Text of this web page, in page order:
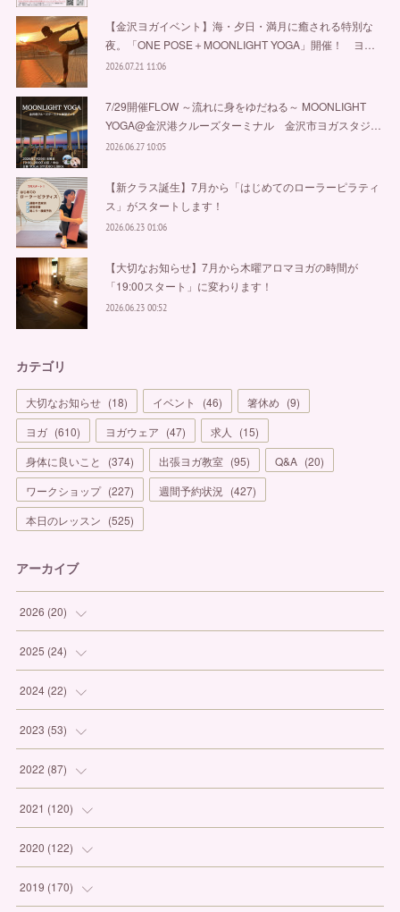
【金沢ヨガイベント】海・夕日・満月に癒される特別な
夜。「ONE POSE＋MOONLIGHT YOGA」開催！ ヨ…
2026.07.21 11:06
7/29開催FLOW ～流れに身をゆだねる～ MOONLIGHT
YOGA@金沢港クルーズターミナル 金沢市ヨガスタジ…
2026.06.27 10:05
【新クラス誕生】7月から「はじめてのローラーピラティ
ス」がスタートします！
2026.06.23 01:06
【大切なお知らせ】7月から木曜アロマヨガの時間が
「19:00スタート」に変わります！
2026.06.23 00:52
カテゴリ
大切なお知らせ (18) イベント (46) 箸休め (9)
ヨガ (610) ヨガウェア (47) 求人 (15)
身体に良いこと
(374) 出張ヨガ教室 (95) Q&A (20)
ワークショップ (227) 週間予約状況 (427)
本日のレッスン (525)
アーカイブ
2026 (20)
(1
(3
(6
(5
2025 (24)
(1
(7
(3
(4)
2024 (22)
(1
(1
(2)
(2)
2023 (53)
(6
(1)
(3)
(3)
2022 (87)
(12
(9)
(12
2021 (120)
(10
(11
2020 (122)
(9)
2019 (170)